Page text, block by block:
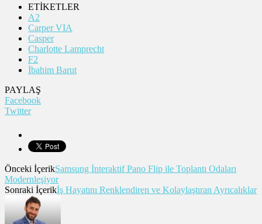
ETİKETLER
A2
Carper VIA
Casper
Charlotte Lamprecht
F2
İbahim Barut
PAYLAŞ
Facebook
Twitter
Önceki İçerikSamsung İnteraktif Pano Flip ile Toplantı Odaları
Modernleşiyor
Sonraki İçerikİş Hayatını Renklendiren ve Kolaylaştıran Ayrıcalıklar